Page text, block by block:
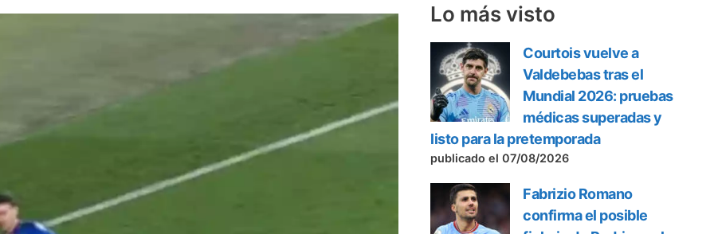
Lo más visto
Courtois vuelve a
Valdebebas tras el
Mundial 2026: pruebas
médicas superadas y
listo para la pretemporada
publicado el 07/08/2026
Fabrizio Romano
confirma el posible